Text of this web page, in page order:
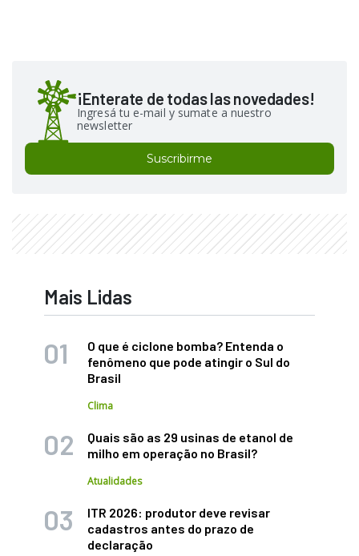
¡Enterate de todas las novedades!
Ingresá tu e-mail y sumate a nuestro
newsletter
Suscribirme
Mais Lidas
O que é ciclone bomba? Entenda o
fenômeno que pode atingir o Sul do
Brasil
Clima
Quais são as 29 usinas de etanol de
milho em operação no Brasil?
Atualidades
ITR 2026: produtor deve revisar
cadastros antes do prazo de
declaração